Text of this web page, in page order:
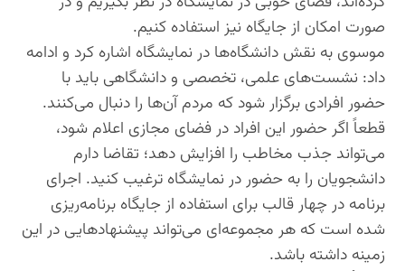
صورت امکان از جایگاه نیز استفاده کنیم.
موسوی به نقش دانشگاه‌ها در نمایشگاه اشاره کرد و ادامه
داد: نشست‌های علمی، تخصصی و دانشگاهی باید با
حضور افرادی برگزار شود که مردم آن‌ها را دنبال می‌کنند.
قطعاً اگر حضور این افراد در فضای مجازی اعلام شود،
می‌تواند جذب مخاطب را افزایش دهد؛ تقاضا دارم
دانشجویان را به حضور در نمایشگاه ترغیب کنید. اجرای
برنامه در چهار قالب برای استفاده از جایگاه برنامه‌ریزی
شده است که هر مجموعه‌ای می‌تواند پیشنهادهایی در این
زمینه داشته باشد.